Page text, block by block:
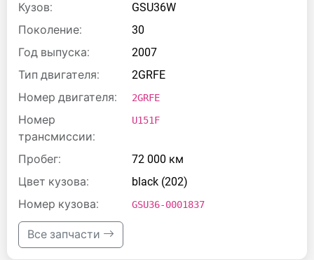
Кузов:
GSU36W
Поколение:
30
Год выпуска:
2007
Тип двигателя:
2GRFE
Номер двигателя:
2GRFE
Номер
трансмиссии:
U151F
Пробег:
72 000 км
Цвет кузова:
black (202)
Номер кузова:
GSU36-0001837
Все запчасти